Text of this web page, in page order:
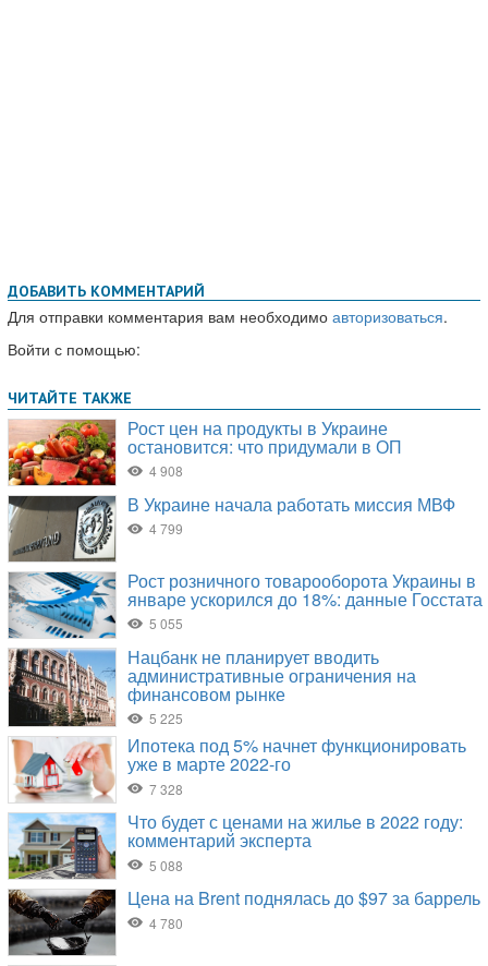
ДОБАВИТЬ КОММЕНТАРИЙ
Для отправки комментария вам необходимо авторизоваться.
Войти с помощью: